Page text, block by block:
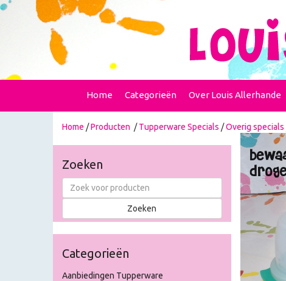
Home Categorieën Over Louis Allerhande
Home /Producten /Tupperware Specials /Overig specials
Zoeken
Categorieën
Aanbiedingen Tupperware